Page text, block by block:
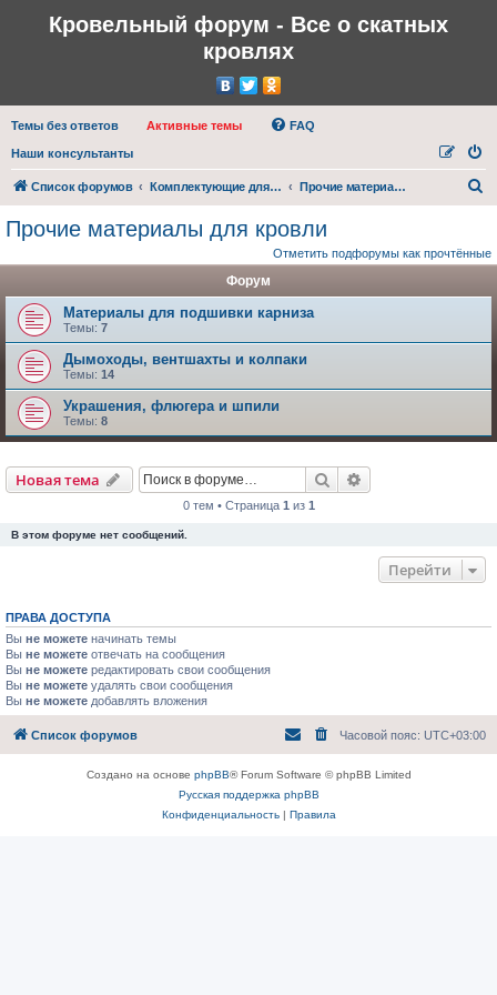
Кровельный форум - Все о скатных
кровлях
Темы без ответов Активные темы FAQ
Наши консультанты
Список форумов Комплектующие для кровли Прочие материалы для кровли
с
Прочие материалы для кровли
Отметить подфорумы как прочтённые
Форум
Материалы для подшивки карниза
Темы: 7
Дымоходы, вентшахты и колпаки
Темы: 14
Украшения, флюгера и шпили
Темы: 8
Новая тема Поиск
0 тем • Страница 1 из 1
В этом форуме нет сообщений.
Перейти
ПРАВА ДОСТУПА
Вы не можете начинать темы
Вы не можете отвечать на сообщения
Вы не можете редактировать свои сообщения
Вы не можете удалять свои сообщения
Вы не можете добавлять вложения
Список форумов Часовой пояс: UTC+03:00
Создано на основе phpBB® Forum Software © phpBB Limited
Русская поддержка phpBB
Конфиденциальность| Правила